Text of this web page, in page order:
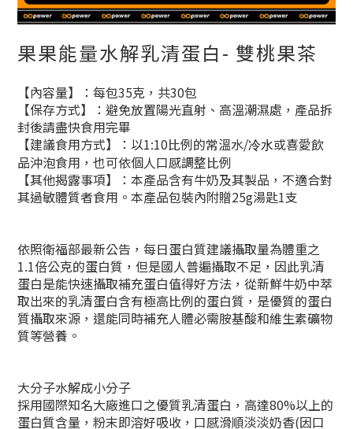
果果能量水解乳清蛋白- 雙桃果茶
【內容量】：每包35克，共30包
【保存方式】：避免放置陽光直射、高溫潮濕處，產品拆
封後請盡快食用完畢
【建議食用方式】：以1:10比例的常溫水/冷水或喜愛飲
品沖泡食用，也可依個人口感調整比例
【其他揭露事項】：本產品含有牛奶及其製品，不適合對
其過敏體質者食用。本產品包裝內附贈25g湯匙1支
依照衛福部最新公告，每日蛋白質建議攝取量為體重之
1.1倍公克的蛋白質，但是國人普遍攝取不足，因此乳清
蛋白是能快速攝取補充蛋白值得好方法，從新鮮牛奶中萃
取出來的乳清蛋白含有極高比例的蛋白質，是優質的蛋白
質攝取來源，還能同時補充人體必需胺基酸和維生素礦物
質等營養。
大分子水解成小分子
採用國際知名大廠進口之優質乳清蛋白，高達80%以上的
蛋白質含量，粉末即溶好吸收，口感滑順淡淡奶香(因口